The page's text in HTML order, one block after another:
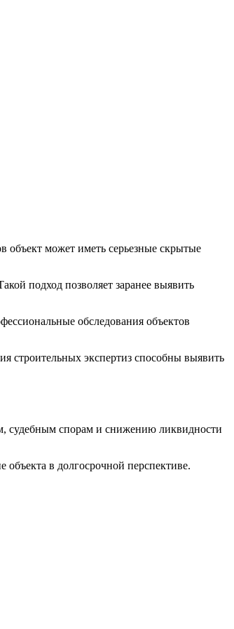
может иметь серьезные скрытые
подход позволяет заранее выявить
обследования объектов
строительных экспертиз способны выявить
судебным спорам и снижению ликвидности
объекта в долгосрочной перспективе.